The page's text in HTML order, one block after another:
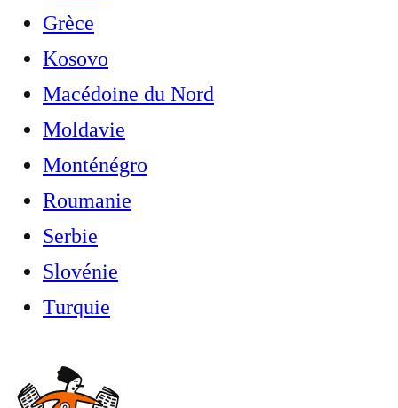
Grèce
Kosovo
Macédoine du Nord
Moldavie
Monténégro
Roumanie
Serbie
Slovénie
Turquie